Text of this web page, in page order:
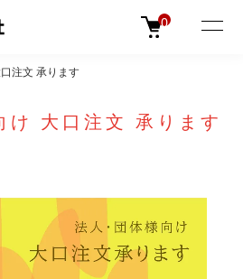
0
幸製菓のご紹介 グループ会社のご紹介
注文 承ります
け 大口注文 承ります